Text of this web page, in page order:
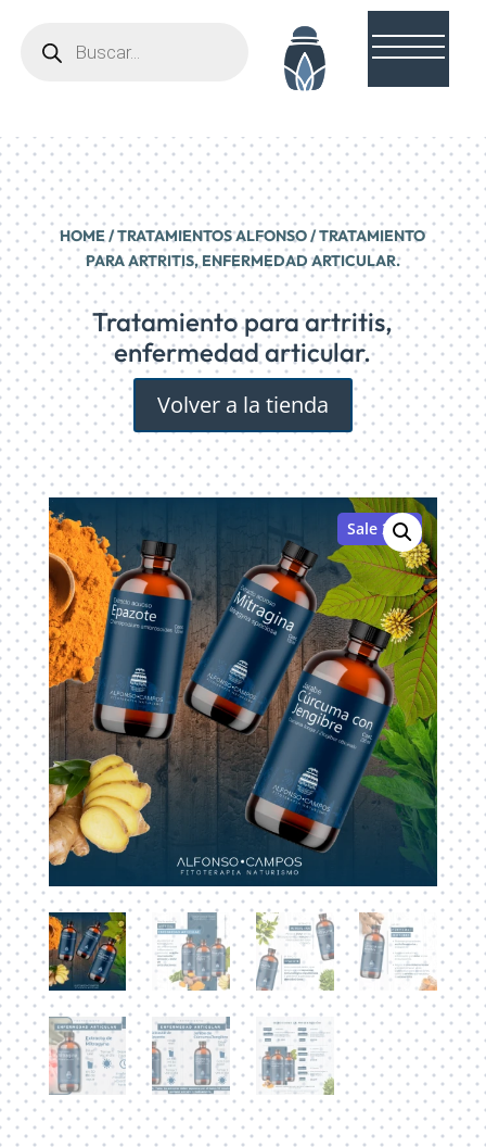
productos
HOME/TRATAMIENTOS ALFONSO/ TRATAMIENTO
PARA ARTRITIS, ENFERMEDAD ARTICULAR.
Tratamiento para artritis,
enfermedad articular.
Volver a la tienda
Sale 20%